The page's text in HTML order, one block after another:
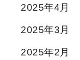
2025年4月
2025年3月
2025年2月